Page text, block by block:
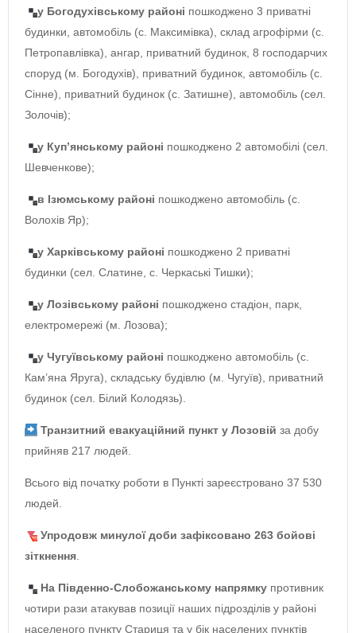
у Богодухівському районі пошкоджено 3 приватні
будинки, автомобіль (с. Максимівка), склад агрофірми (с.
Петропавлівка), ангар, приватний будинок, 8 господарчих
споруд (м. Богодухів), приватний будинок, автомобіль (с.
Сінне), приватний будинок (с. Затишне), автомобіль (сел.
Золочів);
у Куп’янському районі пошкоджено 2 автомобілі (сел.
Шевченкове);
в Ізюмському районі пошкоджено автомобіль (с.
Волохів Яр);
у Харківському районі пошкоджено 2 приватні
будинки (сел. Слатине, с. Черкаські Тишки);
у Лозівському районі пошкоджено стадіон, парк,
електромережі (м. Лозова);
у Чугуївському районі пошкоджено автомобіль (с.
Кам’яна Яруга), складську будівлю (м. Чугуїв), приватний
будинок (сел. Білий Колодязь).
Транзитний евакуаційний пункт у Лозовій за добу
прийняв 217 людей.
Всього від початку роботи в Пункті зареєстровано 37 530
людей.
Упродовж минулої доби зафіксовано 263 бойові
зіткнення
На Південно-Слобожанському напрямкупротивник
чотири рази атакував позиції наших підрозділів у районі
населеного пункту Стариця та у бік населених пунктів